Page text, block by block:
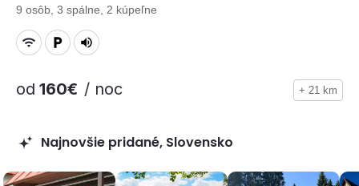
9 osôb, 3 spálne, 2 kúpeľne
od 160€ / noc + 21 km
Najnovšie pridané, Slovensko